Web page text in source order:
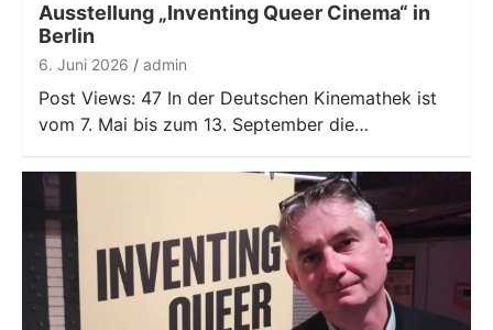
Ausstellung „Inventing Queer Cinema“ in
Berlin
6. Juni 2026 admin
Post Views: 47 In der Deutschen Kinemathek ist
vom 7. Mai bis zum 13. September die…